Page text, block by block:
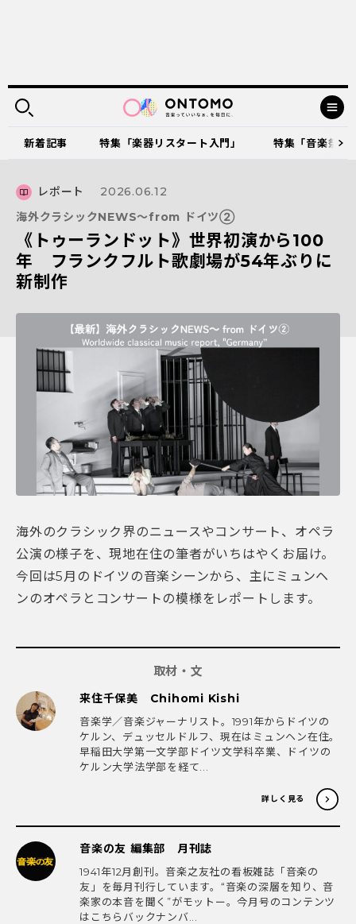
新着記事 特集「楽器リスタート入門」 特集「音楽祭
レポート
2026.06.12
海外クラシックNEWS～from ドイツ②
《トゥーランドット》世界初演から100
年 フランクフルト歌劇場が54年ぶりに
新制作
海外のクラシック界のニュースやコンサート、オペラ
公演の様子を、現地在住の筆者がいちはやくお届け。
今回は5月のドイツの音楽シーンから、主にミュンヘ
ンのオペラとコンサートの模様をレポートします。
取材・文
来住千保美 Chihomi Kishi
音楽学／音楽ジャーナリスト。1991年からドイツの
ケルン、デュッセルドルフ、現在はミュンヘン在住。
早稲田大学第一文学部ドイツ文学科卒業、ドイツの
ケルン大学法学部を経て...
詳しく見る
音楽の友 編集部 月刊誌
1941年12月創刊。音楽之友社の看板雑誌「音楽の
友」を毎月刊行しています。“音楽の深層を知り、音
楽家の本音を聞く”がモットー。今月号のコンテンツ
はこちらバックナンバ...